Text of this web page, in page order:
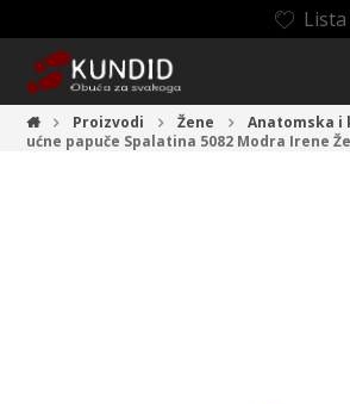
Proizvodi Žene Anatomska i
ućne papuče Spalatina 5082 Modra Irene